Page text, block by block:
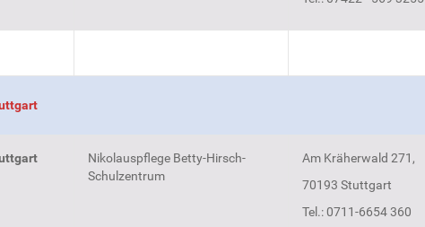
Nikolauspflege Betty-Hirsch-
Schulzentrum
Am Kräherwald 271,
70193 Stuttgart
Tel.: 0711-6654 360